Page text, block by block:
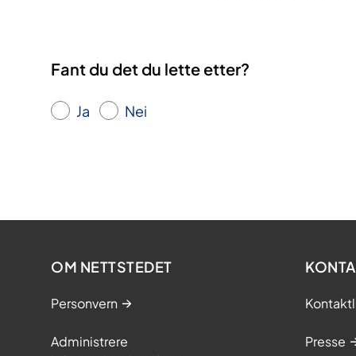
Fant du det du lette etter?
Ja Nei
OM NETTSTEDET
Personvern
Administrere
Presse